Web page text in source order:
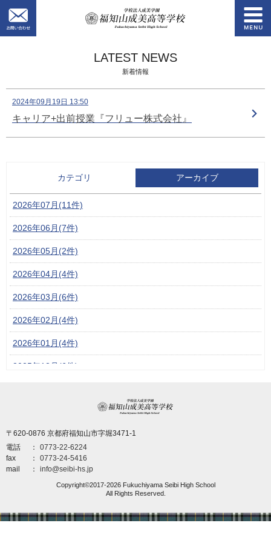
学校法人成美学
LATEST NEWS
新着情報
2024年09月19日 13:50
キャリア+出前授業『フリュー株式会社』
カテゴリ アーカイブ
2026年07月(11件)
2026年06月(7件)
2026年05月(2件)
2026年04月(4件)
2026年03月(6件)
2026年02月(4件)
2026年01月(4件)
2025年12月(6件)
2025年09月(6件)
2025年08月(5件)
2025年07月(3件)
〒620-0876 京都府福知山市字堀3471-1
電話
0773-22-6224
fax
0773-24-5416
mail
info@seibi-hs.jp
Copyright©2017-2026 Fukuchiyama Seibi High School
All Rights Reserved.